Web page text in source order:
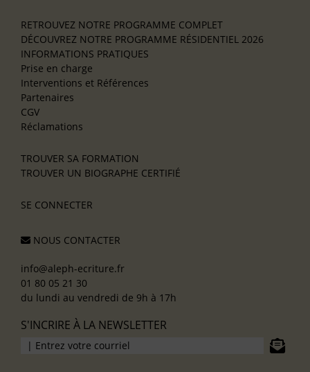
RETROUVEZ NOTRE PROGRAMME COMPLET
DÉCOUVREZ NOTRE PROGRAMME RÉSIDENTIEL 2026
INFORMATIONS PRATIQUES
Prise en charge
Interventions et Références
Partenaires
CGV
Réclamations
TROUVER SA FORMATION
TROUVER UN BIOGRAPHE CERTIFIÉ
SE CONNECTER
NOUS CONTACTER
info@aleph-ecriture.fr
01 80 05 21 30
du lundi au vendredi de 9h à 17h
S'INCRIRE À LA NEWSLETTER